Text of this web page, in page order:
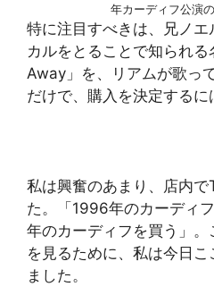
年カーディフ公演
特に注目すべきは、兄ノ
カルをとることで知られ
Away」を、リアムが歌っ
だけで、購入を決定するに
私は興奮のあまり、店内
た。「1996年のカーディ
年のカーディフを買う」
を見るために、私は今日
ました。